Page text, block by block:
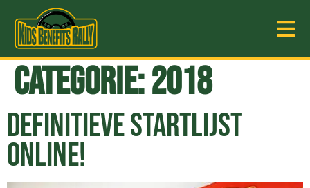
Categorie:2018
DEFINITIEVE STARTLIJST
ONLINE!